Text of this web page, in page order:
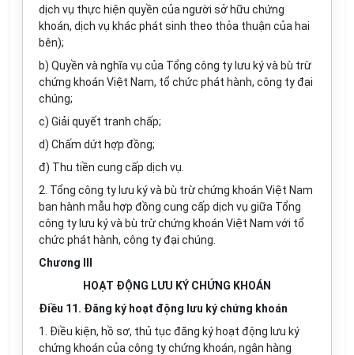
dịch vụ thực hiện quyền của người sở hữu chứng
khoán, dịch vụ khác phát sinh theo thỏa thuận của hai
bên);
b) Quyền và nghĩa vụ của Tổng công ty lưu ký và bù trừ
chứng khoán Việt Nam, tổ chức phát hành, công ty đại
chúng;
c) Giải quyết tranh chấp;
d) Chấm dứt hợp đồng;
đ) Thu tiền cung cấp dịch vụ.
2. Tổng công ty lưu ký và bù trừ chứng khoán Việt Nam
ban hành mẫu hợp đồng cung cấp dịch vụ giữa Tổng
công ty lưu ký và bù trừ chứng khoán Việt Nam với tổ
chức phát hành, công ty đại chúng.
Chương III
HOẠT ĐỘNG LƯU KÝ CHỨNG KHOÁN
Điều 11. Đăng ký hoạt động lưu ký chứng khoán
1. Điều kiện, hồ sơ, thủ tục đăng ký hoạt động lưu ký
chứng khoán của công ty chứng khoán, ngân hàng